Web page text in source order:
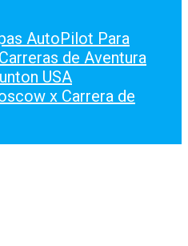
AutoPilot Para
de Aventura
USA
x Carrera de